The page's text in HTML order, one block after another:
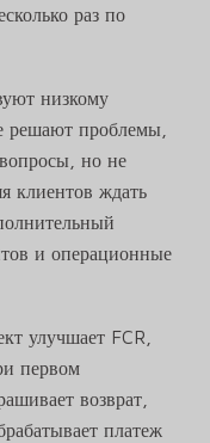
раз по
низкому
решают проблемы,
но не
клиентов ждать
и операционные
улучшает FCR,
первом
возврат,
платеж